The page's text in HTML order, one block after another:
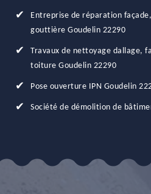
Entreprise de réparation
gouttière Goudelin 22290
Travaux de nettoyage dallage,
toiture Goudelin 22290
Pose ouverture IPN Goudelin
Société de démolition de